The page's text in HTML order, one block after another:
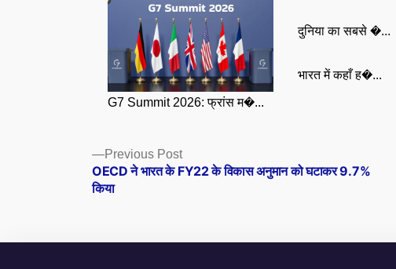
G7 Summit 2026: फ्रांस म�...
दुनिया का सबसे �...
भारत में कहाँ ह�...
Posts
navigation
Previous PostPrevious
post:
OECD ने भारत के FY22 के विकास अनुमान को घटाकर 9.7%
किया